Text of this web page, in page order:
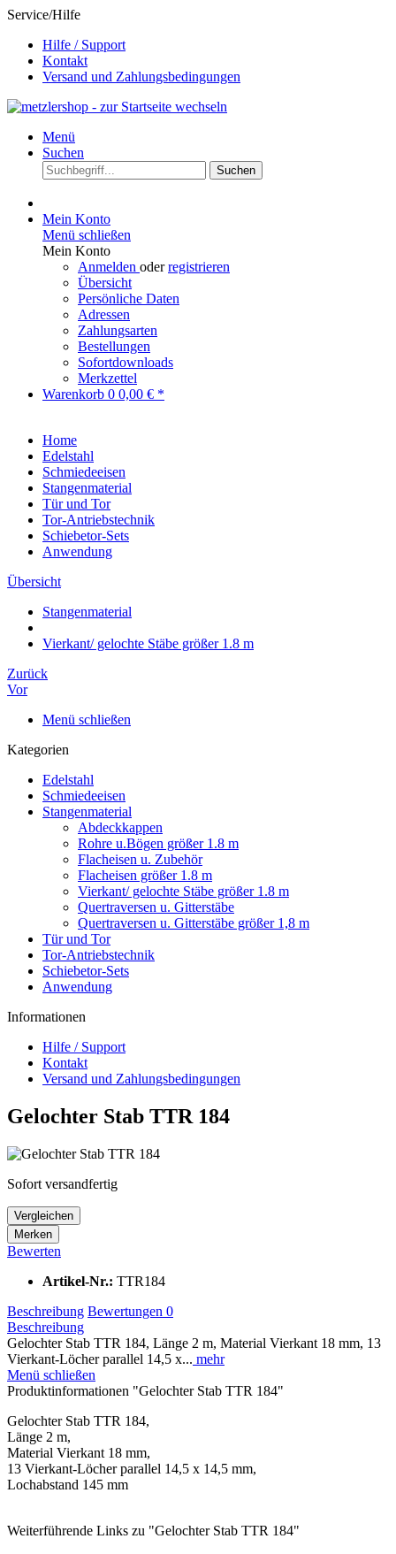
Service/Hilfe
Hilfe / Support
Kontakt
Versand und Zahlungsbedingungen
Menü
Suchen
Suchen
Mein Konto
Menü schließen
Mein Konto
Anmelden oderregistrieren
Übersicht
Persönliche Daten
Adressen
Zahlungsarten
Bestellungen
Sofortdownloads
Merkzettel
Warenkorb 0 0,00 € *
Home
Edelstahl
Schmiedeeisen
Stangenmaterial
Tür und Tor
Tor-Antriebstechnik
Schiebetor-Sets
Anwendung
Übersicht
Stangenmaterial
Vierkant/ gelochte Stäbe größer 1.8 m
Zurück
Vor
Menü schließen
Kategorien
Edelstahl
Schmiedeeisen
Stangenmaterial
Abdeckkappen
Rohre u.Bögen größer 1.8 m
Flacheisen u. Zubehör
Flacheisen größer 1.8 m
Vierkant/ gelochte Stäbe größer 1.8 m
Quertraversen u. Gitterstäbe
Quertraversen u. Gitterstäbe größer 1,8 m
Tür und Tor
Tor-Antriebstechnik
Schiebetor-Sets
Anwendung
Informationen
Hilfe / Support
Kontakt
Versand und Zahlungsbedingungen
Gelochter Stab TTR 184
Sofort versandfertig
Vergleichen
Merken
Bewerten
Artikel-Nr.: TTR184
Beschreibung Bewertungen 0
Beschreibung
Gelochter Stab TTR 184, Länge 2 m, Material Vierkant 18 mm, 13
Vierkant-Löcher parallel 14,5 x... mehr
Menü schließen
Produktinformationen "Gelochter Stab TTR 184"
Gelochter Stab TTR 184,
Länge 2 m,
Material Vierkant 18 mm,
13 Vierkant-Löcher parallel 14,5 x 14,5 mm,
Lochabstand 145 mm
Weiterführende Links zu "Gelochter Stab TTR 184"